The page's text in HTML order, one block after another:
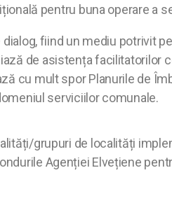
pentru buna operare a
fiind un mediu
de asistența
cu mult spor Planurile de
serviciilor comunale.
grupuri de localități
Agenției Elvețiene